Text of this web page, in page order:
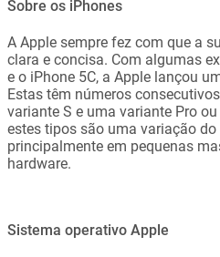
Sobre os iPhones
A Apple sempre fez com que a
clara e concisa. Com algumas
e o iPhone 5C, a Apple lançou
Estas têm números
variante S e uma variante Pro
estes tipos são uma variação
principalmente em pequenas
hardware.
Sistema operativo Apple